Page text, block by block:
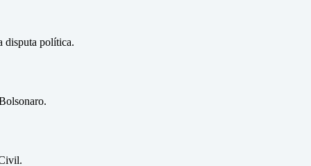
disputa política.